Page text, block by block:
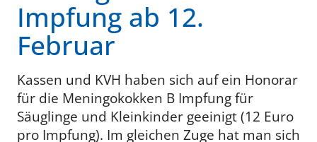
Impfung ab 12.
Februar
Kassen und KVH haben sich auf ein Honorar
für die Meningokokken B Impfung für
Säuglinge und Kleinkinder geeinigt (12 Euro
pro Impfung). Im gleichen Zuge hat man sich